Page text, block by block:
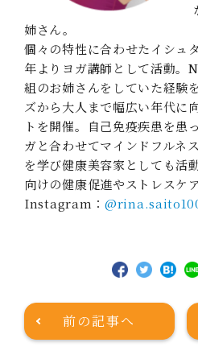
姉さん。
個々の特性に合わせたイシュ
年よりヨガ講師として活動。
組のお姉さんをしていた経験
ズから大人まで幅広い年代に
トを開催。自己免疫疾患を患
ガと合わせてマインドフルネ
を学び健康美容家としても活
向けの健康促進やストレスケ
Instagram：
前の記事へ